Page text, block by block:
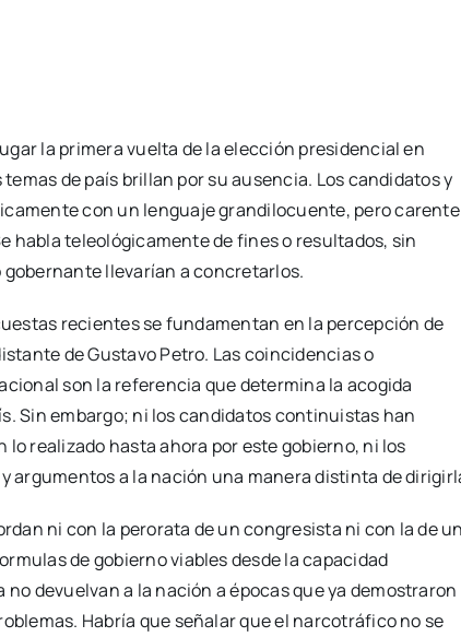
la primera vuelta de la elección presidencial en
de país brillan por su ausencia. Los candidatos y
con un lenguaje grandilocuente, pero carente
habla teleológicamente de fines o resultados, sin
llevarían a concretarlos.
recientes se fundamentan en la percepción de
de Gustavo Petro. Las coincidencias o
son la referencia que determina la acogida
Sin embargo; ni los candidatos continuistas han
realizado hasta ahora por este gobierno, ni los
argumentos a la nación una manera distinta de
ni con la perorata de un congresista ni con la de un
de gobierno viables desde la capacidad
devuelvan a la nación a épocas que ya demostraron
Habría que señalar que el narcotráfico no se